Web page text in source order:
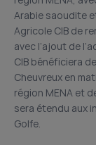
Arabie saoudite
Agricole CIB de
avec l’ajout de
CIB bénéficiera
Cheuvreux en
région MENA et
sera étendu aux
Golfe.